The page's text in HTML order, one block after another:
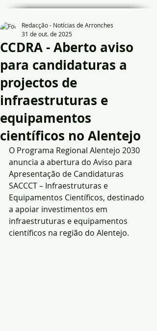
CCDRA - Aberto aviso
para candidaturas a
projectos de
infraestruturas e
equipamentos
científicos no Alentejo
Redacção - Notícias de Arronches
31 de out. de 2025
O Programa Regional Alentejo 2030
anuncia a abertura do Aviso para
Apresentação de Candidaturas
SACCCT – Infraestruturas e
Equipamentos Científicos, destinado
a apoiar investimentos em
infraestruturas e equipamentos
científicos na região do Alentejo.